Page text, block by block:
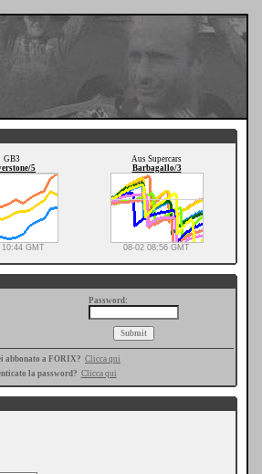
GB3
5
10:44 GMT
Aus Supercars
Barbagallo/3
08-02 08:56 GMT
Password:
abbonato a FORIX? Clicca qui
la password? Clicca qui